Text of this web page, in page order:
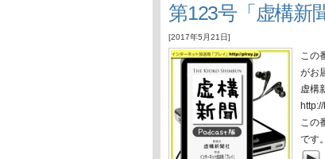
第123号「虚構新
[2017年5月21日]
この
がお
虚構
この
です。